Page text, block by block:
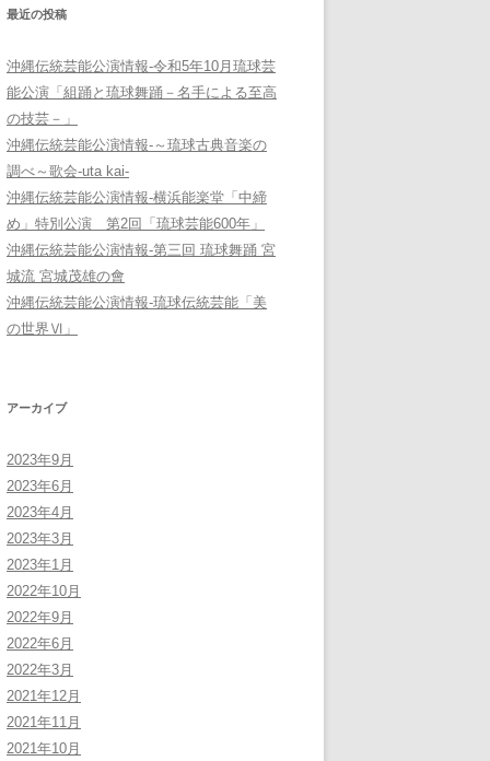
最近の投稿
沖縄伝統芸能公演情報-令和5年10月琉球芸
能公演「組踊と琉球舞踊－名手による至高
の技芸－」
沖縄伝統芸能公演情報-～琉球古典音楽の
調べ～歌会-uta kai-
沖縄伝統芸能公演情報-横浜能楽堂「中締
め」特別公演 第2回「琉球芸能600年」
沖縄伝統芸能公演情報-第三回 琉球舞踊 宮
城流 宮城茂雄の會
沖縄伝統芸能公演情報-琉球伝統芸能「美
の世界Ⅵ」
アーカイブ
2023年9月
2023年6月
2023年4月
2023年3月
2023年1月
2022年10月
2022年9月
2022年6月
2022年3月
2021年12月
2021年11月
2021年10月